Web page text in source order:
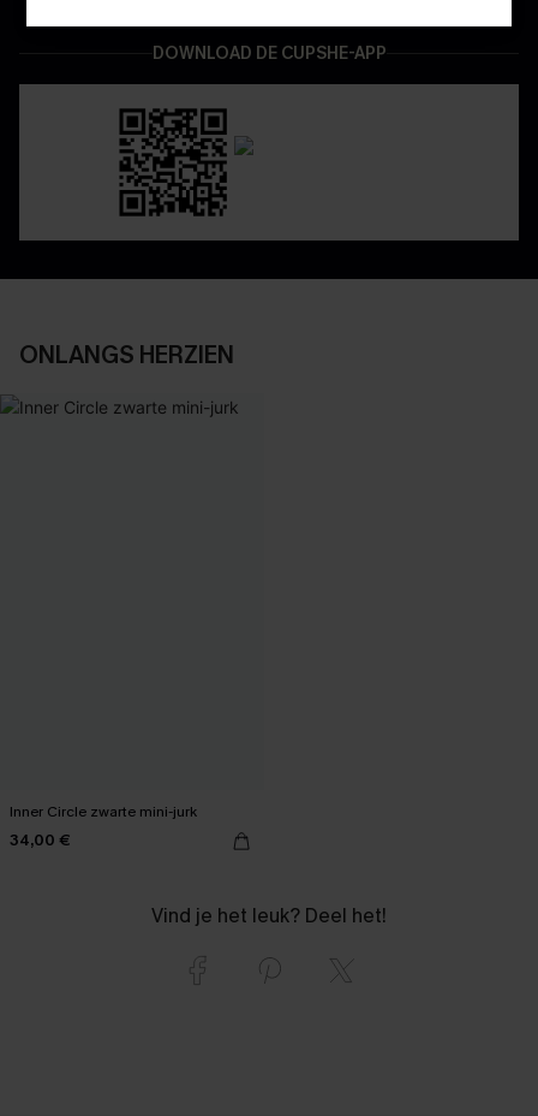
DOWNLOAD DE CUPSHE-APP
ONLANGS HERZIEN
Inner Circle zwarte mini-jurk
34,00 €
Vind je het leuk? Deel het!